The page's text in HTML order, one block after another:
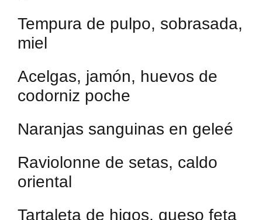
Tempura de pulpo, sobrasada,
miel
Acelgas, jamón, huevos de
codorniz poche
Naranjas sanguinas en geleé
Raviolonne de setas, caldo
oriental
Tartaleta de higos, queso feta